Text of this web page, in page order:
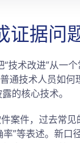
证据问
技术改进”从一
通技术人员如
的核心技术。
案件，过去常
”等表述。新